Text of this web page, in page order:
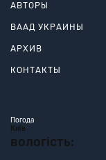
АВТОРЫ
ВААД УКРАИНЫ
АРХИВ
КОНТАКТЫ
Погода
Київ
вологість: